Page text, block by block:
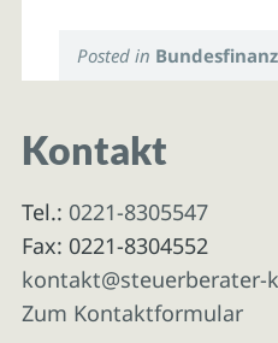
Posted in
Kontakt
Tel.: 0221-8305547
Fax: 0221-8304552
kontakt@steuerberater-
Zum Kontaktformular